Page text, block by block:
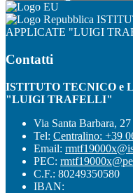
APPLICATE "LUIGI
Contatti
ISTITUTO TECNICO e
"LUIGI TRAFELLI"
Via Santa Barbara,
Tel: Centralino: +39
Email:
PEC:
C.F.: 80249350580
IBAN: